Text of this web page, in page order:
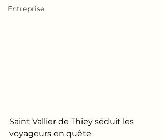
Entreprise
Saint Vallier de Thiey séduit les
voyageurs en quête